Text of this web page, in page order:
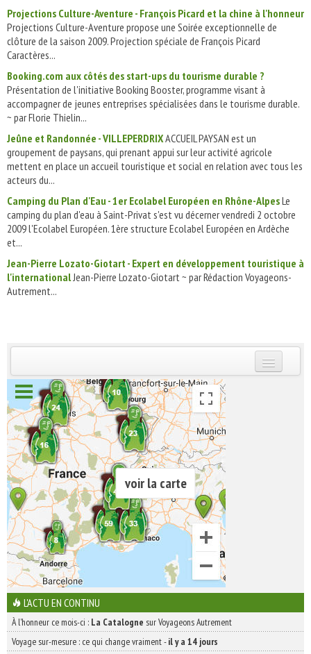
Projections Culture-Aventure - François Picard et la chine à l'honneur
Projections Culture-Aventure propose une Soirée exceptionnelle de
clôture de la saison 2009. Projection spéciale de François Picard
Caractères...
Booking.com aux côtés des start-ups du tourisme durable ?
Présentation de l'initiative Booking Booster, programme visant à
accompagner de jeunes entreprises spécialisées dans le tourisme durable.
~ par Florie Thielin...
Jeûne et Randonnée - VILLEPERDRIXACCUEIL PAYSAN est un
groupement de paysans, qui prenant appui sur leur activité agricole
mettent en place un accueil touristique et social en relation avec tous les
acteurs du...
Camping du Plan d'Eau - 1er Ecolabel Européen en Rhône-AlpesLe
camping du plan d'eau à Saint-Privat s'est vu décerner vendredi 2 octobre
2009 l'Ecolabel Européen. 1ère structure Ecolabel Européen en Ardèche
et...
Jean-Pierre Lozato-Giotart - Expert en développement touristique à
l'internationalJean-Pierre Lozato-Giotart ~ par Rédaction Voyageons-
Autrement...
INSCRIVEZ-VOUS | ABONNEZ-VOUS
voir la carte
L'ACTU EN CONTINU
À l'honneur ce mois-ci : La Catalogne sur Voyageons Autrement
Voyage sur-mesure : ce qui change vraiment-il y a 14 jours